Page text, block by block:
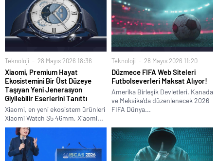
Teknoloji 28 Mayıs 2026 18:36
Xiaomi, Premium Hayat
Ekosistemini Bir Üst Düzeye
Taşıyan Yeni Jenerasyon
Giyilebilir Eserlerini Tanıttı
Xiaomi, en yeni ekosistem ürünleri
Xiaomi Watch S5 46mm, Xiaomi...
Teknoloji 28 Mayıs 2026 11:20
Düzmece FIFA Web Siteleri
Futbolseverleri Maksat Alıyor!
Amerika Birleşik Devletleri, Kanada
ve Meksika'da düzenlenecek 2026
FIFA Dünya...